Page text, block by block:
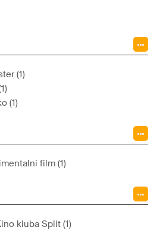
(1)
(1)
film (1)
kluba Split (1)